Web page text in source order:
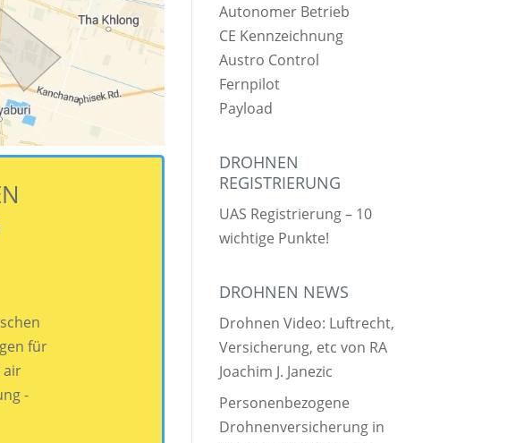
für
air
-
Autonomer Betrieb
CE Kennzeichnung
Austro Control
Fernpilot
Payload
DROHNEN
REGISTRIERUNG
UAS Registrierung – 10
wichtige Punkte!
DROHNEN NEWS
Drohnen Video: Luftrecht,
Versicherung, etc von RA
Joachim J. Janezic
Personenbezogene
Drohnenversicherung in